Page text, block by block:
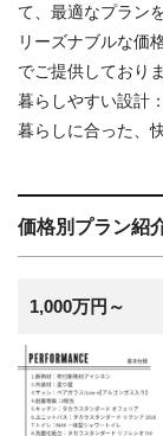
て、最適なプラン
リーズナブルな価
でご提供しておりま
暮らしやすい設計
暮らしに合った、
価格別プラン紹
1,000万円～